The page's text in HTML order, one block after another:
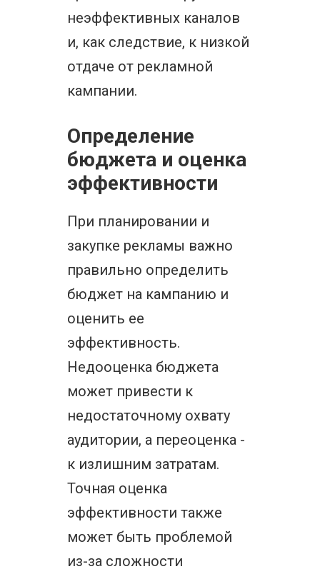
неэффективных каналов
и, как следствие, к низкой
отдаче от рекламной
кампании.
Определение
бюджета и оценка
эффективности
При планировании и
закупке рекламы важно
правильно определить
бюджет на кампанию и
оценить ее
эффективность.
Недооценка бюджета
может привести к
недостаточному охвату
аудитории, а переоценка -
к излишним затратам.
Точная оценка
эффективности также
может быть проблемой
из-за сложности